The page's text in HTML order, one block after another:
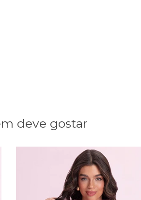
deve gostar